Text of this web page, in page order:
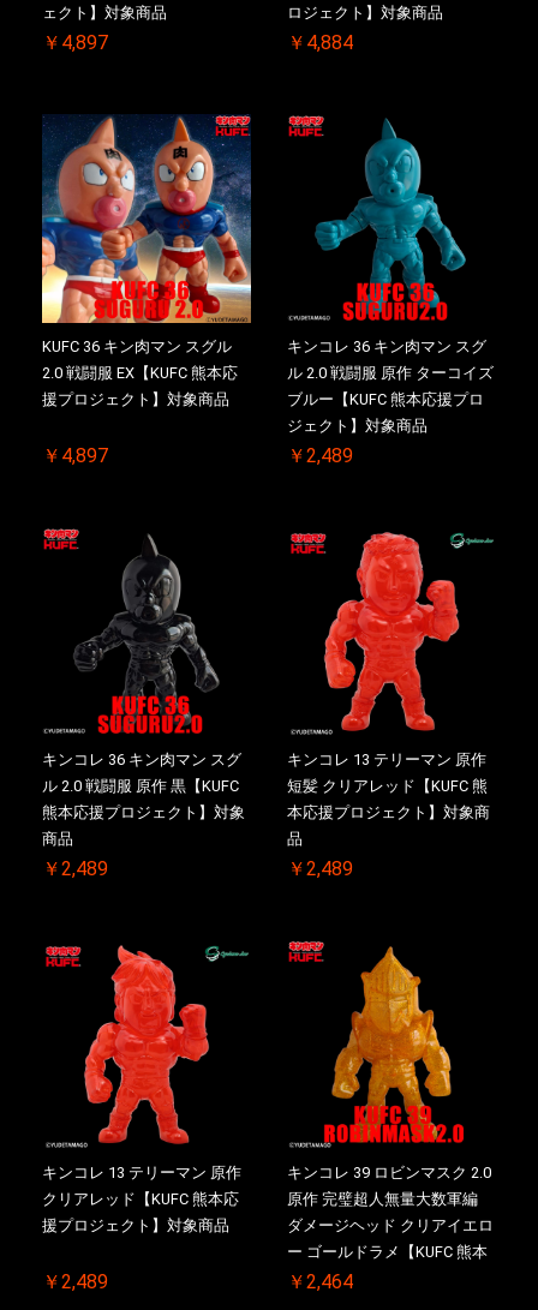
ェクト】対象商品
￥4,897
ロジェクト】対象商品
￥4,884
KUFC 36 キン肉マン スグル
2.0 戦闘服 EX【KUFC 熊本応
援プロジェクト】対象商品
￥4,897
キンコレ 36 キン肉マン スグ
ル 2.0 戦闘服 原作 ターコイズ
ブルー【KUFC 熊本応援プロ
ジェクト】対象商品
￥2,489
キンコレ 36 キン肉マン スグ
ル 2.0 戦闘服 原作 黒【KUFC
熊本応援プロジェクト】対象
商品
￥2,489
キンコレ 13 テリーマン 原作
短髪 クリアレッド【KUFC 熊
本応援プロジェクト】対象商
品
￥2,489
キンコレ 13 テリーマン 原作
クリアレッド【KUFC 熊本応
援プロジェクト】対象商品
￥2,489
キンコレ 39 ロビンマスク 2.0
原作 完璧超人無量大数軍編
ダメージヘッド クリアイエロ
ー ゴールドラメ【KUFC 熊本
応援プロジェクト】対象商品
￥2,464